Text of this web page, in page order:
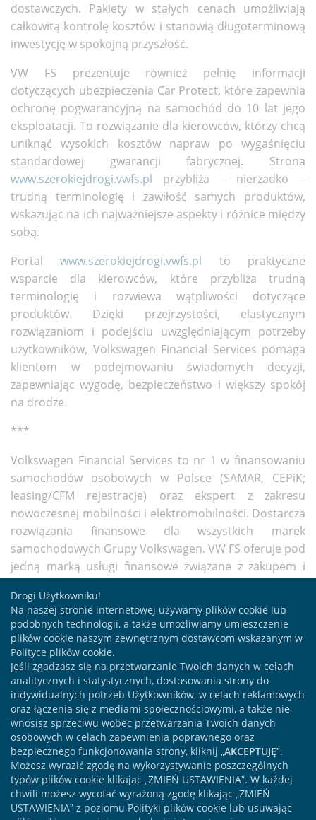
dostawczych. Pakiety w stałych cenach umożliwiają
całkowitą kontrolę kosztów i stanowią długoterminową
inwestycję w spokojną przyszłość.
VW FS prezentuje również pełnię informacji
dotyczących ubezpieczenia Car Protect, które zapewnia
ochronę pogwarancyjną na samochód do 10 lat jego
eksploatacji. To rozwiązanie dla kierowców, którzy chcą
uniknąć wysokich kosztów napraw po wygaśnięciu
standardowej gwarancji fabrycznej. Strona
www.szerokiejdrogi.vwfs.pl przybliża – nierzadko –
trudną terminologię i zawiłość samych produktów,
wskazując na ich najważniejsze aspekty i różnice między
sobą.
Portalwww.szerokiejdrogi.vwfs.pl to praktyczne
wsparcie dla kierowców, które przybliża trudną
terminologię i rozwiewa wątpliwości dotyczące
produktów. Dzięki przejrzystości, elastycznym
rozwiązaniom i podejściu uwzględniającym potrzeby
użytkowników, Volkswagen Financial Services pomaga
klientom w podejmowaniu świadomych decyzji,
zapewniając wygodę, bezpieczeństwo i większy spokój
na drodze.
***
Volkswagen Financial Services to nr 1 w finansowaniu
samochodów osobowych w Polsce (SAMAR, CEPiK;
leasing/CFM rejestracje) oraz ekspert z zakresu
nowoczesnej mobilności i elektromobilności. Dostarcza
rozwiązania finansowe dla wszystkich marek
samochodowych Grupy Volkswagen. VW FS oferuje pod
jedną marką usługi finansowe związane z zakupem i
klientów indywidualnych i biznesowych (w tym
rozwiązania i narzędzia w obszarze finansowania flot)
oraz ubezpieczenia i bankowość elektroniczną.
Więcej informacji o ofercie ubezpieczeń Volkswagen
Financial Services na stronie
www.szerokiejdrogi.vwfs.pl.
drukuj udostępnij
Drogi Użytkowniku!
Na naszej stronie internetowej używamy plików cookie lub
podobnych technologii, a także umożliwiamy umieszczenie
plików cookie naszym zewnętrznym dostawcom wskazanym w
Polityce plików cookie.
Jeśli zgadzasz się na przetwarzanie Twoich danych w celach
analitycznych i statystycznych, dostosowania strony do
indywidualnych potrzeb Użytkowników, w celach reklamowych
oraz łączenia się z mediami społecznościowymi, a także nie
wnosisz sprzeciwu wobec przetwarzania Twoich danych
osobowych w celach zapewnienia poprawnego oraz
bezpiecznego funkcjonowania strony, kliknij „AKCEPTUJĘ”.
Możesz wyrazić zgodę na wykorzystywanie poszczególnych
typów plików cookie klikając „ZMIEŃ USTAWIENIA”. W każdej
chwili możesz wycofać wyrażoną zgodę klikając „ZMIEŃ
USTAWIENIA” z poziomu Polityki plików cookie lub usuwając